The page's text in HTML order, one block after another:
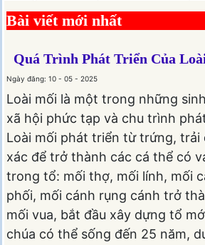
Bài viết mới nhất
Quá Trình Phát Triển Của
Ngày đăng: 10 - 05 - 2025
Loài mối là một trong những
xã hội phức tạp và chu trình
Loài mối phát triển từ trứng, trải
xác để trở thành các cá thể có
trong tổ: mối thợ, mối lính, mối
phối, mối cánh rụng cánh trở
mối vua, bắt đầu xây dựng tổ
chúa có thể sống đến 25 năm,